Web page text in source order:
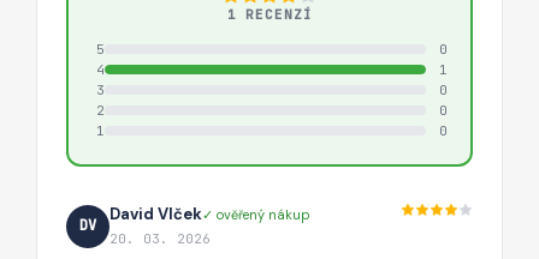
1 RECENZÍ
5
0
4
1
3
0
2
0
1
0
DV
David Vlček✓ ověřený nákup
20. 03. 2026